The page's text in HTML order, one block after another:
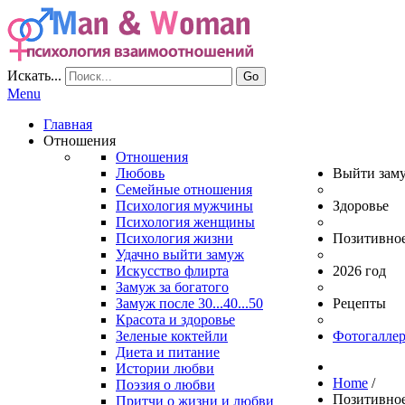
Искать... Go
Menu
Главная
Отношения
Отношения
Любовь
Семейные отношения
Психология мужчины
Психология женщины
Психология жизни
Выйти
Удачно выйти замуж
Искусство флирта
Замуж за богатого
Замуж после 30...40...50
Здоровье
Красота и здоровье
Зеленые коктейли
Диета и питание
Истории любви
Поэзия о любви
Притчи о жизни и любви
2026 год
Рецепты
Home /